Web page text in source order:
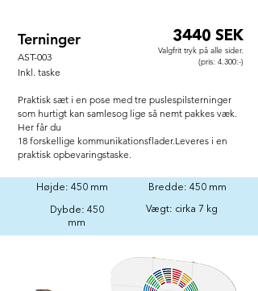
Terninger
AST-003
Inkl. taske
Praktisk sæt i en pose med tre puslespilsterninger
som hurtigt kan samlesog lige så nemt pakkes væk.
Her får du
18 forskellige kommunikationsflader.Leveres i en
praktisk opbevaringstaske.
3440 SEK
Valgfrit tryk på alle sider.
(pris: 4.300:-)
Højde: 450 mm Bredde: 450 mm
Dybde: 450
mm
Vægt: cirka 7 kg